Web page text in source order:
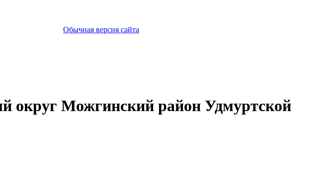
Обычная версия сайта
округ Можгинский район Удмуртской